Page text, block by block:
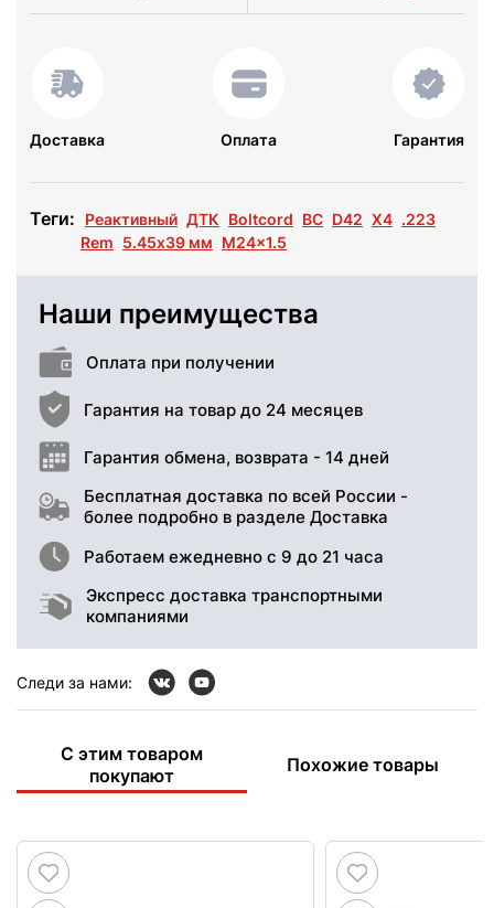
Доставка Оплата Гарантия
Теги: Реактивный ДТК Boltcord BC D42 X4 .223
Rem 5.45х39 мм M24x1.5
Наши преимущества
Оплата при получении
Гарантия на товар до 24 месяцев
Гарантия обмена, возврата - 14 дней
Бесплатная доставка по всей России -
более подробно в разделе Доставка
Работаем ежедневно с 9 до 21 часа
Экспресс доставка транспортными
компаниями
Следи за нами:
С этим товаром
покупают
Похожие товары